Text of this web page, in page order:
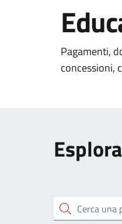
Pagamenti,
concessioni,
Cerca una parola chiave